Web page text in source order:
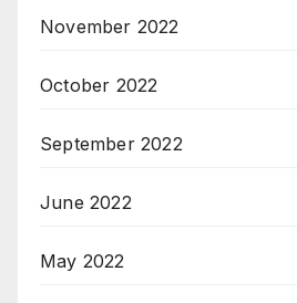
November 2022
October 2022
September 2022
June 2022
May 2022